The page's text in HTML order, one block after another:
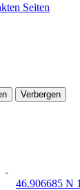
Seiten
Verbergen
46.906685 N